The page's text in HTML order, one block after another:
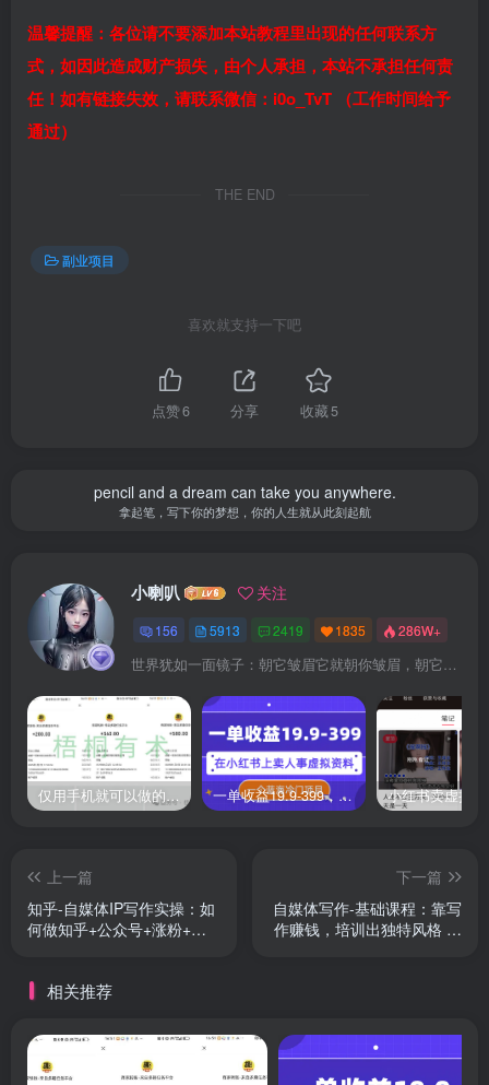
温馨提醒：各位请不要添加本站教程里出现的任何联系方
式，如因此造成财产损失，由个人承担，本站不承担任何责
任！如有链接失效，请联系微信：i0o_TvT （工作时间给予
通过）
THE END
副业项目
喜欢就支持一下吧
点赞6 分享 收藏5
pencil and a dream can take you anywhere.
拿起笔，写下你的梦想，你的人生就从此刻起航
小喇叭 关注
156 5913 2419 1835 286W+
世界犹如一面镜子：朝它皱眉它就朝你皱眉，朝它微笑它也吵你微笑
仅用手机就可以做的小项目，当天就能见钱，每天100-300 一单收益19.9-399，一个蓝海冷门项目，在小红书上卖人事虚拟资料
上一篇
知乎-自媒体IP写作实操：如
何做知乎+公众号+涨粉+持
下一篇
自媒体写作-基础课程：靠写
作赚钱，培训出独特风格 有
相关推荐